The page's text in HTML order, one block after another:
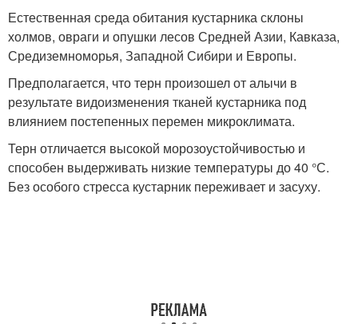
Естественная среда обитания кустарника склоны
холмов, овраги и опушки лесов Средней Азии, Кавказа,
Средиземноморья, Западной Сибири и Европы.
Предполагается, что терн произошел от алычи в
результате видоизменения тканей кустарника под
влиянием постепенных перемен микроклимата.
Терн отличается высокой морозоустойчивостью и
способен выдерживать низкие температуры до 40 °С.
Без особого стресса кустарник переживает и засуху.